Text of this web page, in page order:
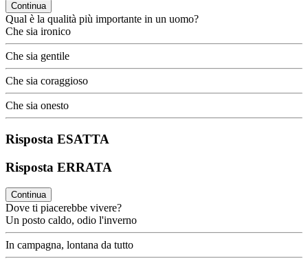
Continua
Qual è la qualità più importante in un uomo?
Che sia ironico
Che sia gentile
Che sia coraggioso
Che sia onesto
Risposta ESATTA
Risposta ERRATA
Continua
Dove ti piacerebbe vivere?
Un posto caldo, odio l'inverno
In campagna, lontana da tutto